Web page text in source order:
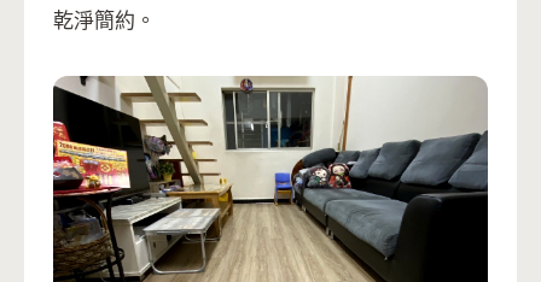
乾淨簡約。